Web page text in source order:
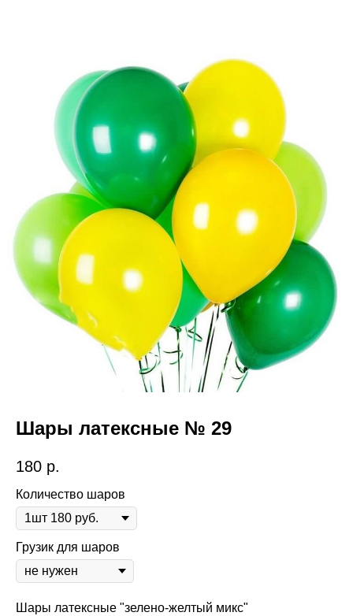
Шары латексные № 29
180 р.
Количество шаров
Грузик для шаров
Шары латексные "зелено-желтый микс"